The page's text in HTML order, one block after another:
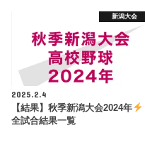
新潟大会
2025.2.4
【結果】秋季新潟大会2024年
全試合結果一覧